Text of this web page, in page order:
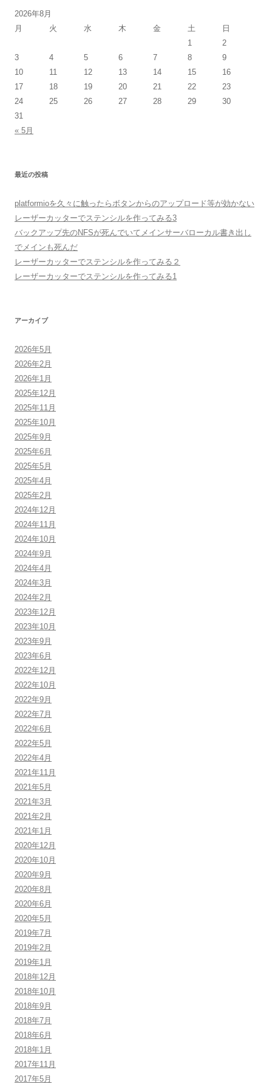
2026年8月
月
火 水 木 金 土
日
1
2
3
4 5 6 7 8
9
10
11 12 13 14 15
16
17
18 19 20 21 22
23
24
25 26 27 28 29
30
31
« 5月
最近の投稿
platformioを久々に触ったらボタンからのアップロード等が効かない
レーザーカッターでステンシルを作ってみる3
バックアップ先のNFSが死んでいてメインサーバローカル書き出し
でメインも死んだ
レーザーカッターでステンシルを作ってみる２
レーザーカッターでステンシルを作ってみる1
アーカイブ
2026年5月
2026年2月
2026年1月
2025年12月
2025年11月
2025年10月
2025年9月
2025年6月
2025年5月
2025年4月
2025年2月
2024年12月
2024年11月
2024年10月
2024年9月
2024年4月
2024年3月
2024年2月
2023年12月
2023年10月
2023年9月
2023年6月
2022年12月
2022年10月
2022年9月
2022年7月
2022年6月
2022年5月
2022年4月
2021年11月
2021年5月
2021年3月
2021年2月
2021年1月
2020年12月
2020年10月
2020年9月
2020年8月
2020年6月
2020年5月
2019年7月
2019年2月
2019年1月
2018年12月
2018年10月
2018年9月
2018年7月
2018年6月
2018年1月
2017年11月
2017年5月